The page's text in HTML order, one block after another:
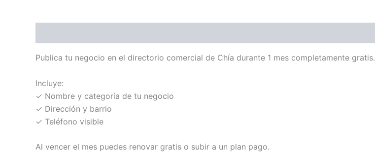
Publica tu negocio en el directorio comercial de Chía durante 1 mes completamente gratis.
Incluye:
✓ Nombre y categoría de tu negocio
✓ Dirección y barrio
✓ Teléfono visible
Al vencer el mes puedes renovar gratis o subir a un plan pago.